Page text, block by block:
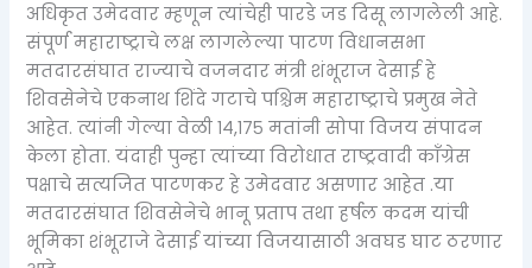
अधिकृत उमेदवार म्हणून त्यांचेही पारडे जड दिसू लागलेली आहे.
संपूर्ण महाराष्ट्राचे लक्ष लागलेल्या पाटण विधानसभा
मतदारसंघात राज्याचे वजनदार मंत्री शंभूराज देसाई हे
शिवसेनेचे एकनाथ शिंदे गटाचे पश्चिम महाराष्ट्राचे प्रमुख नेते
आहेत. त्यांनी गेल्या वेळी १४,१७५ मतांनी सोपा विजय संपादन
केला होता. यंदाही पुन्हा त्यांच्या विरोधात राष्ट्रवादी काँग्रेस
पक्षाचे सत्यजित पाटणकर हे उमेदवार असणार आहेत .या
मतदारसंघात शिवसेनेचे भानू प्रताप तथा हर्षल कदम यांची
भूमिका शंभूराजे देसाई यांच्या विजयासाठी अवघड घाट ठरणार